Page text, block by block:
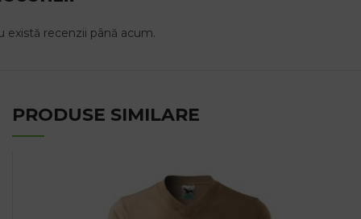
există recenzii până acum.
PRODUSE SIMILARE